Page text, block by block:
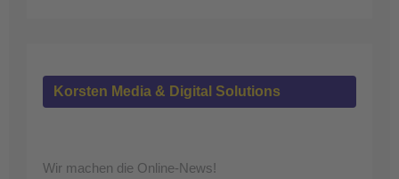
Korsten Media & Digital Solutions
Wir machen die Online-News!